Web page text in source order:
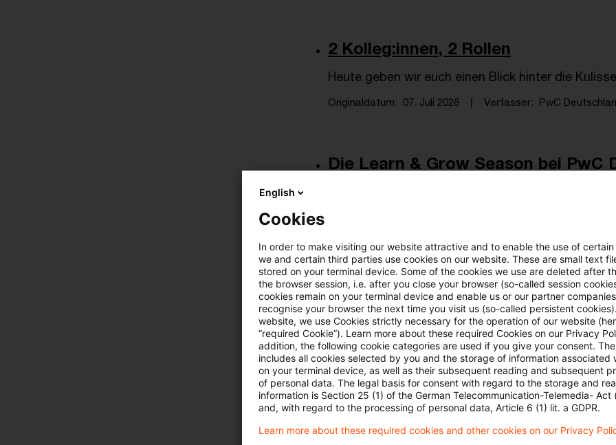
2 Kolleg:innen, 2 Rollen
Heute geben wir euch einen Blick hinter die
Originaldatum 07. Juli 2026 Verfasser PwC
Die Learn & Grow Season bei PwC
Wie bleibt Lernen im Berufsalltag nicht nur ein
Auslandssemester: Chance oder
Eindrücke von Benedikt Schlecht
Originaldatum 30. Juni 2026 Verfasser PwC
Wir verbinden bei PwC Legal
wirtsc ...
English
Cookies
In order to make visiting our website attractive and to enable the use of
we and certain third parties use cookies on our website. These are small text
stored on your terminal device. Some of the cookies we use are deleted after
the browser session, i.e. after you close your browser (so-called session
cookies remain on your terminal device and enable us or our partner
recognise your browser the next time you visit us (so-called persistent
website, we use Cookies strictly necessary for the operation of our website
“required Cookie”). Learn more about these required Cookies on our Privacy
addition, the following cookie categories are used if you give your consent.
includes all cookies selected by you and the storage of information associated
on your terminal device, as well as their subsequent reading and subsequent
of personal data. The legal basis for consent with regard to the storage and
information is Section 25 (1) of the German Telecommunication-Telemedia- Act
and, with regard to the processing of personal data, Article 6 (1) lit. a GDPR.
Learn more about these required cookies and other cookies on our Privacy